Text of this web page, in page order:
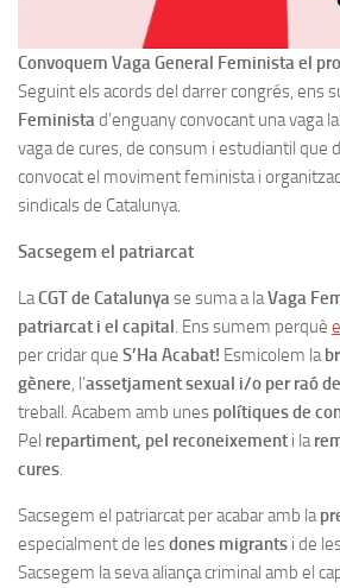
Convoquem Vaga General Feminista el
Seguint els acords del darrer congrés, ens
Feministad’enguany convocant una vaga
vaga de cures, de consum i estudiantil que
convocat el moviment feminista i
sindicals de Catalunya.
Sacsegem el patriarcat
LaCGT de Catalunyase suma a laVaga
patriarcat i el capital. Ens sumem perquè
per cridar que S’Ha Acabat! Esmicolem la
gènere, l’assetjament sexual i/o per raó
treball. Acabem amb unes polítiques de
Pel repartiment, pel reconeixement i la
cures.
Sacsegem el patriarcat per acabar amb la
especialment de lesdones migrants i de
Sacsegem la seva aliança criminal amb el